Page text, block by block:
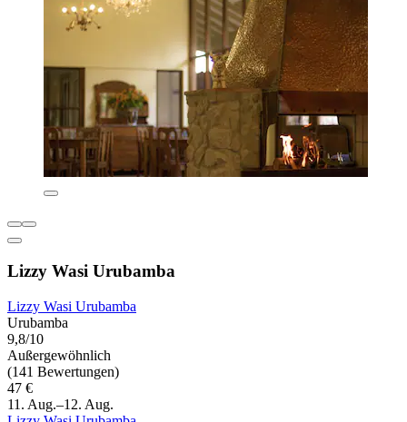
Lizzy Wasi Urubamba
Lizzy Wasi Urubamba
Urubamba
9,8/10
Außergewöhnlich
(141 Bewertungen)
47 €
11. Aug.–12. Aug.